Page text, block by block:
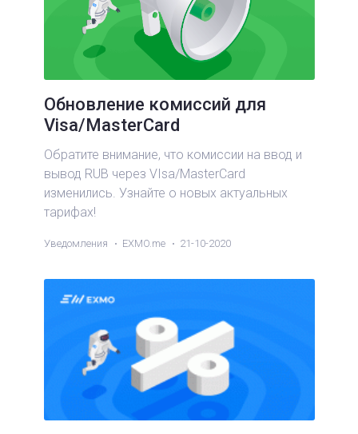
Обновление комиссий для
Visa/MasterCard
Обратите внимание, что комиссии на ввод и
вывод RUB через VIsa/MasterCard
изменились. Узнайте о новых актуальных
тарифах!
Уведомления EXMO.me 21-10-2020